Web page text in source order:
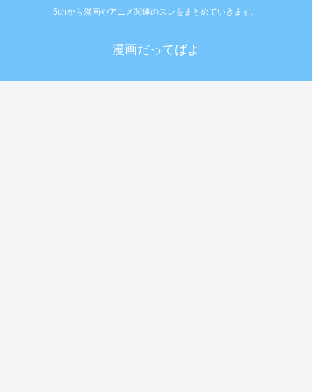
5chから漫画やアニメ関連のスレをまとめていきます。
漫画だってばよ